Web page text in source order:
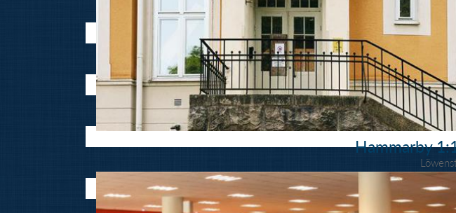
Hammarby